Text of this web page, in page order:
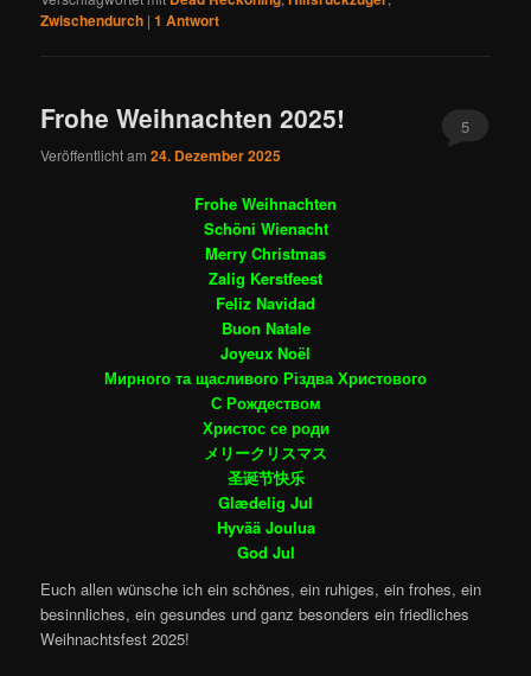
Zwischendurch |1 Antwort
Frohe Weihnachten 2025!
Veröffentlicht am24. Dezember 2025
5
Frohe Weihnachten
Schöni Wienacht
Merry Christmas
Zalig Kerstfeest
Feliz Navidad
Buon Natale
Joyeux Noël
Мирного та щасливого Різдва Христового
С Рождеством
Христос се роди
メリークリスマス
圣诞节快乐
Glædelig Jul
Hyvää Joulua
God Jul
Euch allen wünsche ich ein schönes, ein ruhiges, ein frohes, ein
besinnliches, ein gesundes und ganz besonders ein friedliches
Weihnachtsfest 2025!